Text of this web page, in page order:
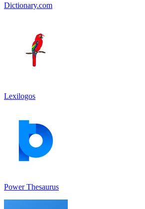
Dictionary.com
Lexilogos
Power Thesaurus